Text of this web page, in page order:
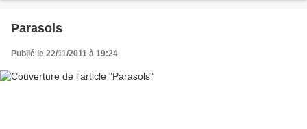
Parasols
Publié le 22/11/2011 à 19:24